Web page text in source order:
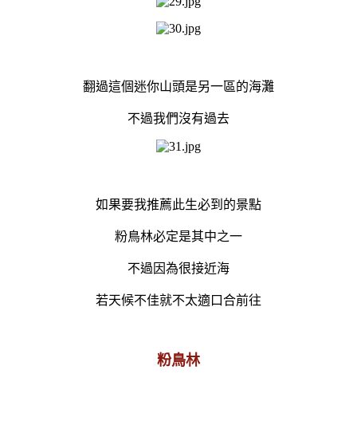
翻過這個迷你山頭是另一區的海灘
不過我們沒有過去
如果要我推薦此生必到的景點
粉鳥林必定是其中之一
不過因為很接近海
若天候不佳就不太適口合前往
粉鳥林